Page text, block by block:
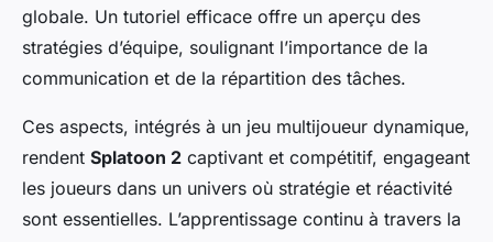
globale. Un tutoriel efficace offre un aperçu des
stratégies d’équipe, soulignant l’importance de la
communication et de la répartition des tâches.
Ces aspects, intégrés à un jeu multijoueur dynamique,
rendent Splatoon 2 captivant et compétitif, engageant
les joueurs dans un univers où stratégie et réactivité
sont essentielles. L’apprentissage continu à travers la